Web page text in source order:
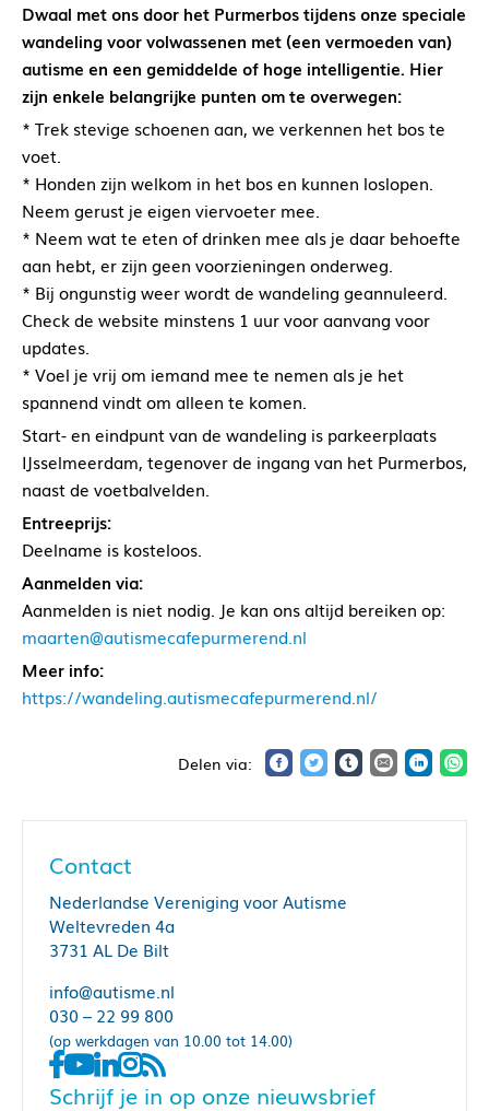
Dwaal met ons door het Purmerbos tijdens onze speciale
wandeling voor volwassenen met (een vermoeden van)
autisme en een gemiddelde of hoge intelligentie. Hier
zijn enkele belangrijke punten om te overwegen:
* Trek stevige schoenen aan, we verkennen het bos te
voet.
* Honden zijn welkom in het bos en kunnen loslopen.
Neem gerust je eigen viervoeter mee.
* Neem wat te eten of drinken mee als je daar behoefte
aan hebt, er zijn geen voorzieningen onderweg.
* Bij ongunstig weer wordt de wandeling geannuleerd.
Check de website minstens 1 uur voor aanvang voor
updates.
* Voel je vrij om iemand mee te nemen als je het
spannend vindt om alleen te komen.
Start- en eindpunt van de wandeling is parkeerplaats
IJsselmeerdam, tegenover de ingang van het Purmerbos,
naast de voetbalvelden.
Entreeprijs:
Deelname is kosteloos.
Aanmelden via:
Aanmelden is niet nodig. Je kan ons altijd bereiken op:
maarten@autismecafepurmerend.nl
Meer info:
https://wandeling.autismecafepurmerend.nl/
Contact
Nederlandse Vereniging voor Autisme
Weltevreden 4a
3731 AL De Bilt
info@autisme.nl
030 – 22 99 800
(op werkdagen van 10.00 tot 14.00)
Schrijf je in op onze nieuwsbrief